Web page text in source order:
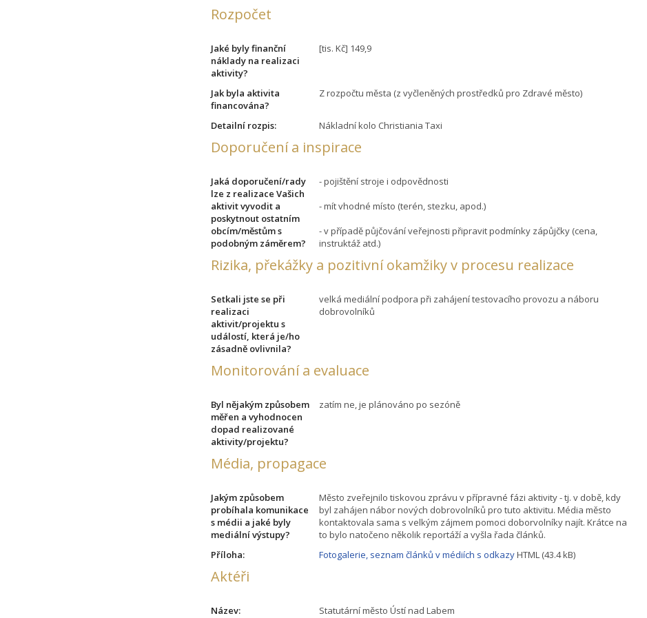
Rozpočet
Jaké byly finanční
náklady na realizaci
aktivity?
[tis. Kč] 149,9
Jak byla aktivita
financována?
Z rozpočtu města (z vyčleněných prostředků pro Zdravé město)
Detailní rozpis: Nákladní kolo Christiania Taxi
Doporučení a inspirace
Jaká doporučení/rady
lze z realizace Vašich
aktivit vyvodit a
poskytnout ostatním
obcím/městům s
podobným záměrem?
- pojištění stroje i odpovědnosti
- mít vhodné místo (terén, stezku, apod.)
- v případě půjčování veřejnosti připravit podmínky zápůjčky (cena,
instruktáž atd.)
Rizika, překážky a pozitivní okamžiky v procesu realizace
Setkali jste se při
realizaci
aktivit/projektu s
událostí, která je/ho
zásadně ovlivnila?
velká mediální podpora při zahájení testovacího provozu a náboru
dobrovolníků
Monitorování a evaluace
Byl nějakým způsobem
měřen a vyhodnocen
dopad realizované
aktivity/projektu?
zatím ne, je plánováno po sezóně
Média, propagace
Jakým způsobem
probíhala komunikace
s médii a jaké byly
mediální výstupy?
Město zveřejnilo tiskovou zprávu v přípravné fázi aktivity - tj. v době, kdy
byl zahájen nábor nových dobrovolníků pro tuto aktivitu. Média město
kontaktovala sama s velkým zájmem pomoci doborvolníky najít. Krátce na
to bylo natočeno několik reportáží a vyšla řada článků.
Příloha:
Fotogalerie, seznam článků v médiích s odkazyHTML (43.4 kB)
Aktéři
Název:
Statutární město Ústí nad Labem